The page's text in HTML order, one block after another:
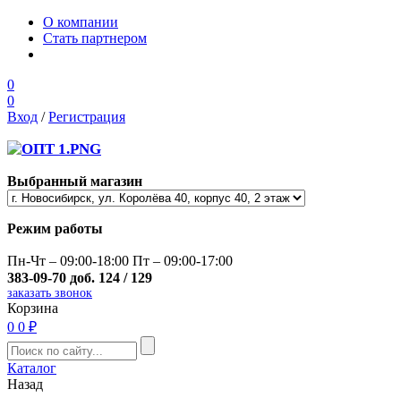
О компании
Стать партнером
0
0
Вход /Регистрация
Выбранный магазин
Режим работы
Пн-Чт – 09:00-18:00 Пт – 09:00-17:00
383-09-70 доб. 124 / 129
заказать звонок
Корзина
0 0 ₽
Каталог
Назад